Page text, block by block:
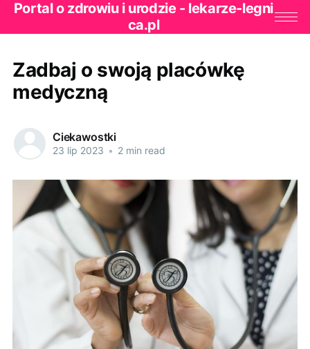
Portal o zdrowiu i urodzie - lekarze-legni
ca.pl
Zadbaj o swoją placówkę
medyczną
Ciekawostki
23 lip 2023 • 2 min read